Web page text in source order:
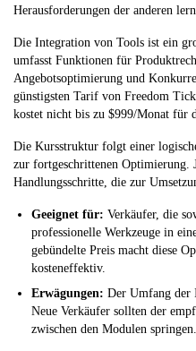
Herausforderungen der anderen
Die Integration von Tools ist ein
umfasst Funktionen für
Angebotsoptimierung und
günstigsten Tarif von Freedom
kostet nicht bis zu $999/Monat für
Die Kursstruktur folgt einer
zur fortgeschrittenen Optimierung.
Handlungsschritte, die zur
Geeignet für: Verkäufer, die
professionelle Werkzeuge in
gebündelte Preis macht diese
kosteneffektiv.
Erwägungen: Der Umfang der
Neue Verkäufer sollten der
zwischen den Modulen springen.